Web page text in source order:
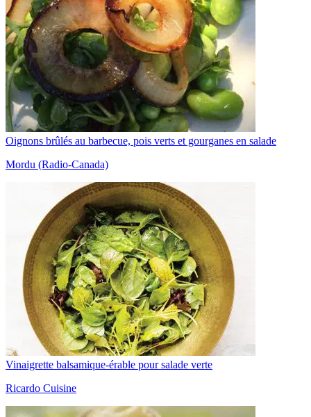
Oignons brûlés au barbecue, pois verts et gourganes en salade
Mordu (Radio-Canada)
Vinaigrette balsamique-érable pour salade verte
Ricardo Cuisine